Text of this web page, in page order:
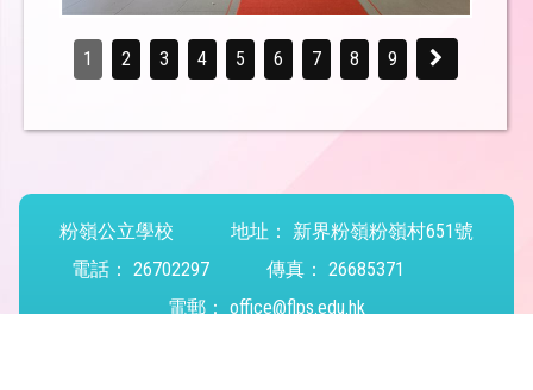
1 2 3 4 5 6 7 8 9
粉嶺公立學校 地址：
新界粉嶺粉嶺村651號
電話： 26702297 傳真： 26685371
電郵： office@flps.edu.hk